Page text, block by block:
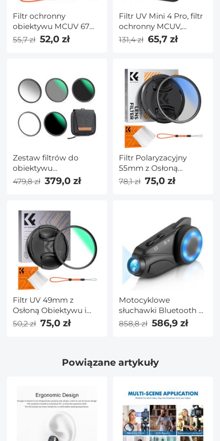
Filtr ochronny
obiektywu MCUV 67
mm z osłoną
obiektywu Szkło
wielowarstwowych
Seria Nano-Klear
55,7 zł 52,0 zł
Filtr UV Mini 4 Pro, filtr
ochronny MCUV,
wielowarstwowy filtr
ze szkła optycznego
Mini 4 Pro
131,4 zł 65,7 zł
Zestaw filtrów do
obiektywu
magnetycznego 37
pierścień
pośredniczący System
szybkiej wymiany 5 w 1
Seria Nano-X
479,8 zł 379,0 zł
Filtr Polaryzacyjny
55mm z Osłoną
Obiektywu, Pasek
78,1 zł 75,0 zł
Filtr UV 49mm z
Osłoną Obiektywu i
ściereczką Czyszczącą
- Seria Nano-Klear
50,2 zł 75,0 zł
Motocyklowe
słuchawki Bluetooth z
kamerą, kamera HD
1080P, Bluetooth 5.0,
motocyklowa dla 6
wodoodporność IP65
858,8 zł 586,9 zł
Powiązane artykuły